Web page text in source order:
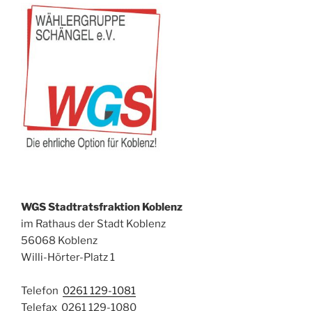
WGS Stadtratsfraktion Koblenz
im Rathaus der Stadt Koblenz
56068 Koblenz
Willi-Hörter-Platz 1
Telefon 0261 129-1081
Telefax 0261 129-1080